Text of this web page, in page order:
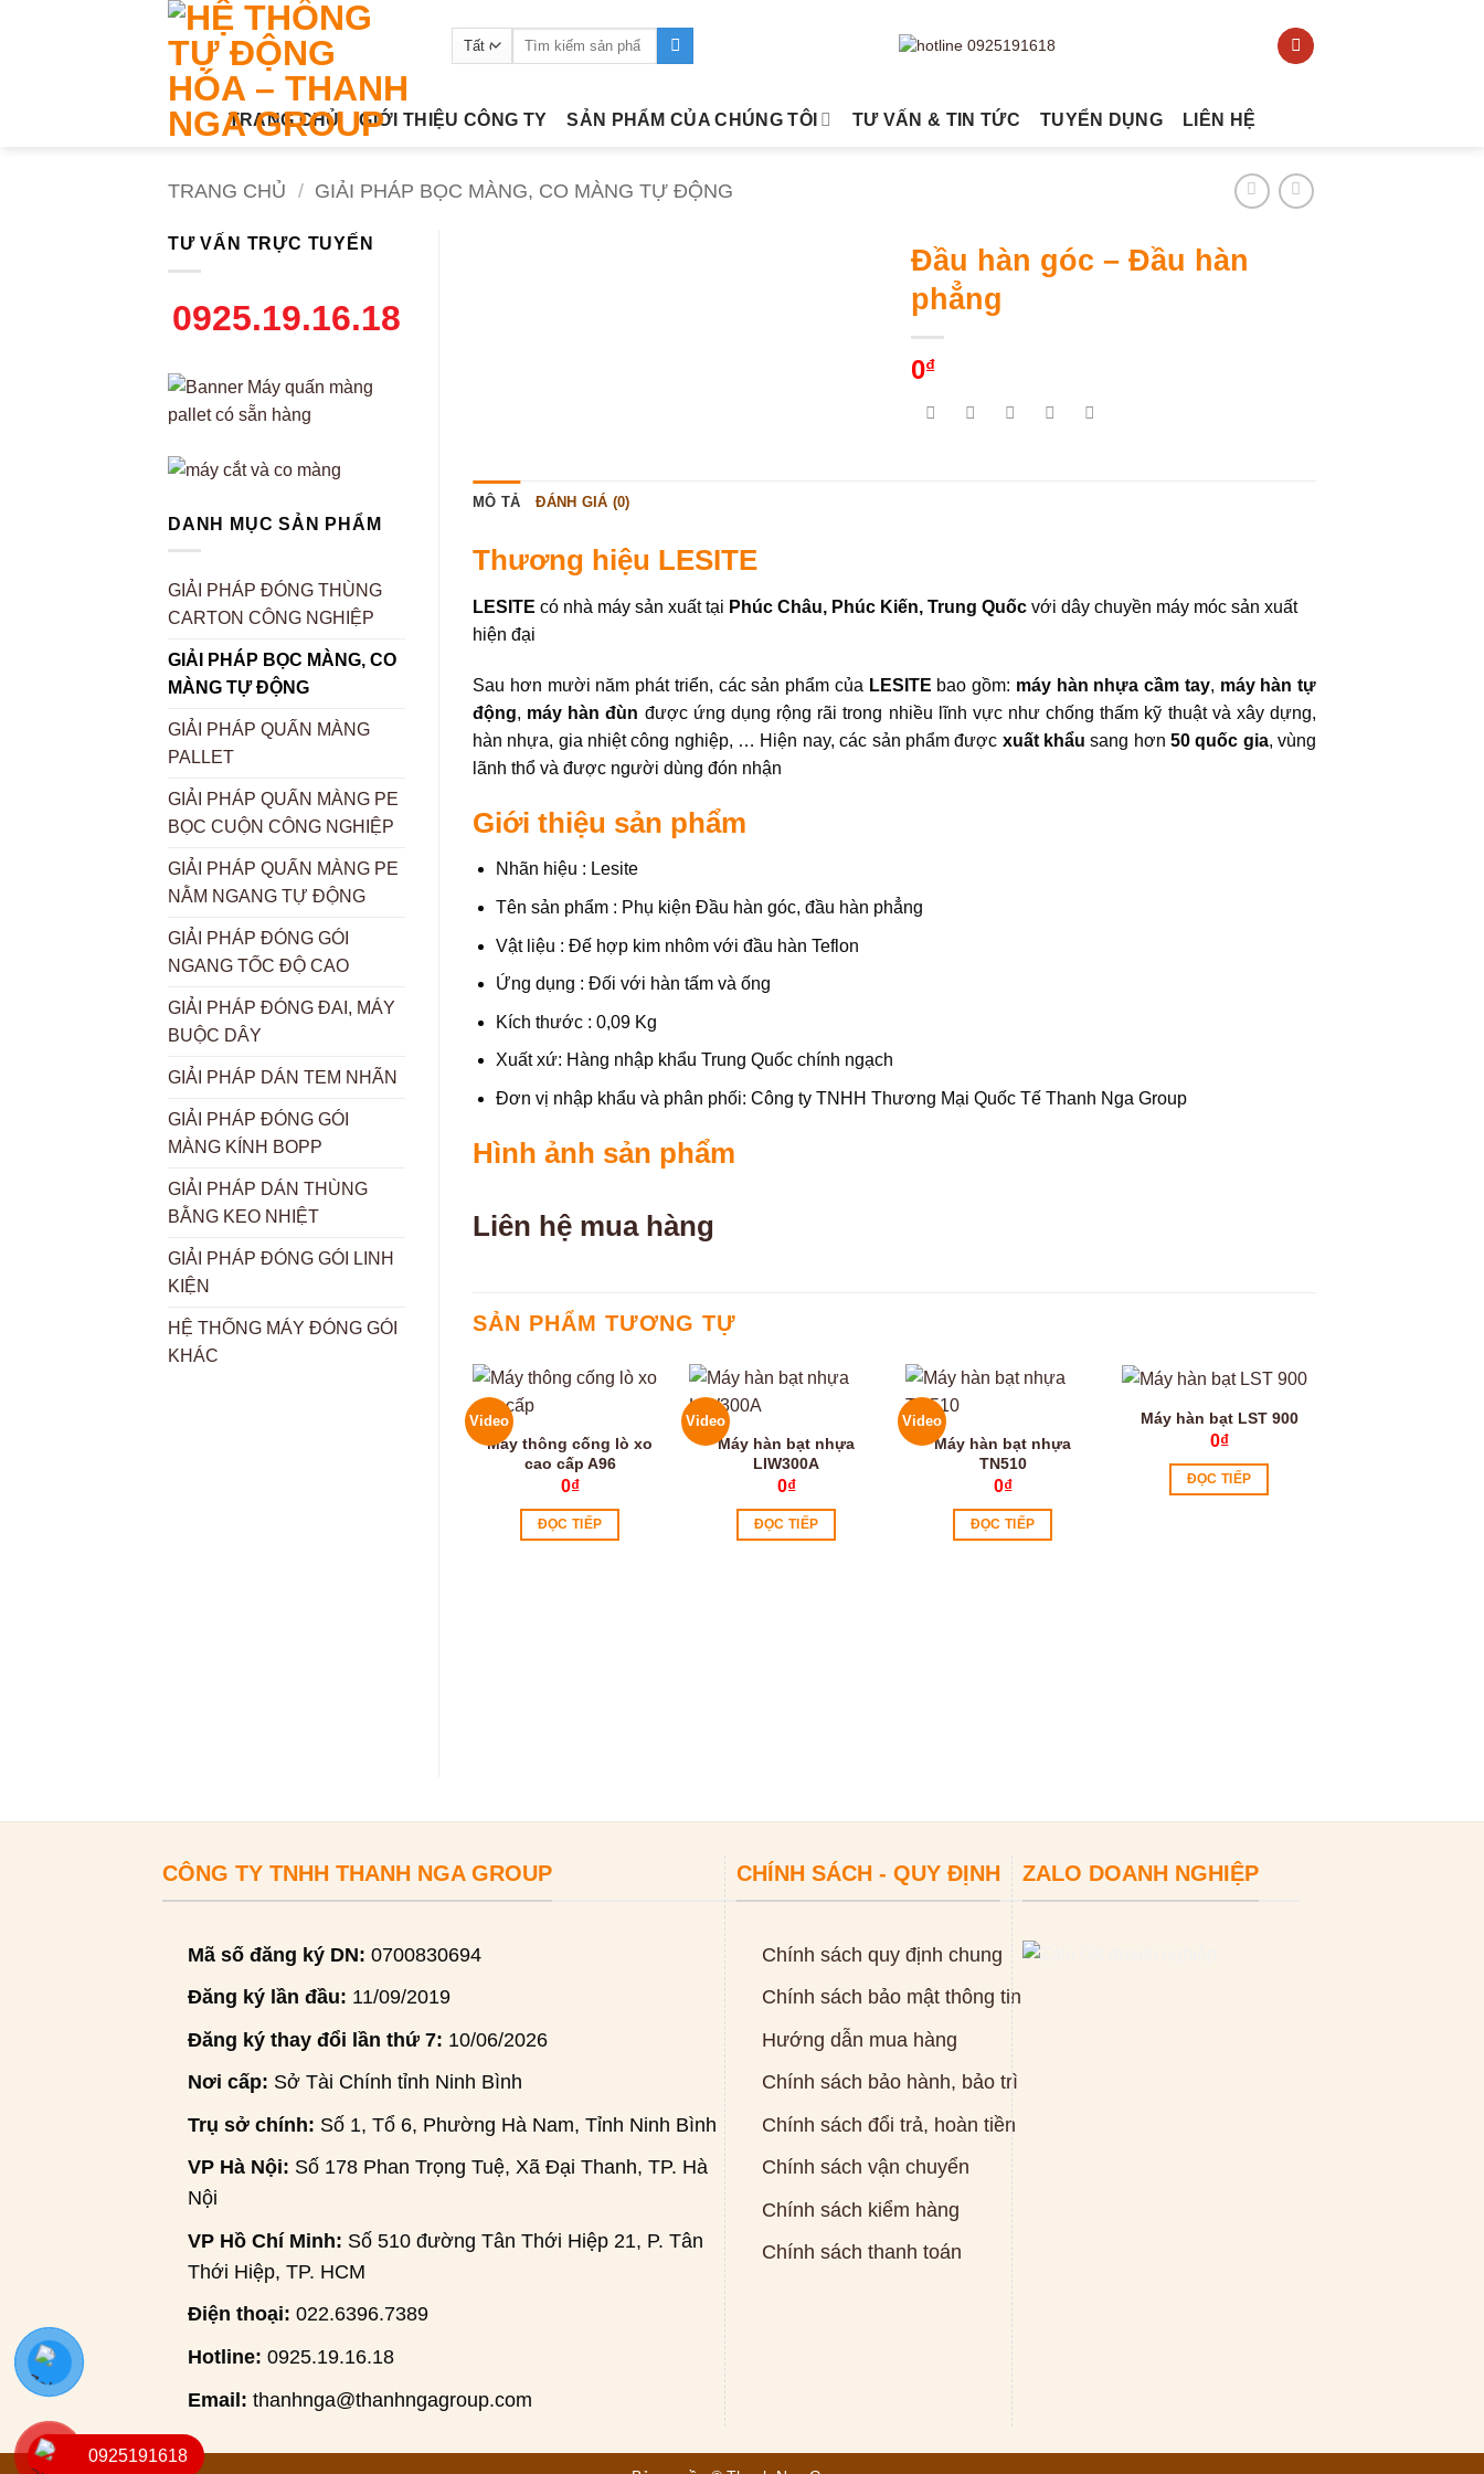
Tìm
TRANG CHỦ GIỚI THIỆU CÔNG TY SẢN PHẨM CỦA CHÚNG TÔI TƯ VẤN & TIN TỨC TUYỂN DỤNG LIÊN HỆ
TRANG CHỦ / GIẢI PHÁP BỌC MÀNG, CO MÀNG TỰ ĐỘNG
TƯ VẤN TRỰC TUYẾN
0925.19.16.18
DANH MỤC SẢN PHẨM
GIẢI PHÁP ĐÓNG THÙNG
CARTON CÔNG NGHIỆP
GIẢI PHÁP BỌC MÀNG, CO
MÀNG TỰ ĐỘNG
GIẢI PHÁP QUẤN MÀNG
PALLET
GIẢI PHÁP QUẤN MÀNG PE
BỌC CUỘN CÔNG NGHIỆP
GIẢI PHÁP QUẤN MÀNG PE
NẰM NGANG TỰ ĐỘNG
GIẢI PHÁP ĐÓNG GÓI
NGANG TỐC ĐỘ CAO
GIẢI PHÁP ĐÓNG ĐAI, MÁY
BUỘC DÂY
GIẢI PHÁP DÁN TEM NHÃN
GIẢI PHÁP ĐÓNG GÓI
MÀNG KÍNH BOPP
GIẢI PHÁP DÁN THÙNG
BẰNG KEO NHIỆT
GIẢI PHÁP ĐÓNG GÓI LINH
KIỆN
HỆ THỐNG MÁY ĐÓNG GÓI
KHÁC
Đầu hàn góc – Đầu hàn
phẳng
0₫
MÔ TẢ ĐÁNH GIÁ (0)
Thương hiệu LESITE
LESITE có nhà máy sản xuất tại Phúc Châu, Phúc Kiến, Trung Quốc với dây chuyền máy móc sản xuất
hiện đại
Sau hơn mười năm phát triển, các sản phẩm của LESITE bao gồm: máy hàn nhựa cầm tay, máy hàn tự
động, máy hàn đùn được ứng dụng rộng rãi trong nhiều lĩnh vực như chống thấm kỹ thuật và xây dựng,
hàn nhựa, gia nhiệt công nghiệp, … Hiện nay, các sản phẩm được xuất khẩu sang hơn 50 quốc gia, vùng
lãnh thổ và được người dùng đón nhận
Giới thiệu sản phẩm
Nhãn hiệu : Lesite
Tên sản phẩm : Phụ kiện Đầu hàn góc, đầu hàn phẳng
Vật liệu : Đế hợp kim nhôm với đầu hàn Teflon
Ứng dụng : Đối với hàn tấm và ống
Kích thước : 0,09 Kg
Xuất xứ: Hàng nhập khẩu Trung Quốc chính ngạch
Đơn vị nhập khẩu và phân phối: Công ty TNHH Thương Mại Quốc Tế Thanh Nga Group
Hình ảnh sản phẩm
Liên hệ mua hàng
SẢN PHẨM TƯƠNG TỰ
Video
Máy thông cống lò xo
cao cấp A96
0₫
ĐỌC TIẾP
Video
Máy hàn bạt nhựa
LIW300A
0₫
ĐỌC TIẾP
Video
Máy hàn bạt nhựa
TN510
0₫
ĐỌC TIẾP
Máy hàn bạt LST 900
0₫
ĐỌC TIẾP
CÔNG TY TNHH THANH NGA GROUP
Mã số đăng ký DN: 0700830694
Đăng ký lần đầu: 11/09/2019
Đăng ký thay đổi lần thứ 7: 10/06/2026
Nơi cấp: Sở Tài Chính tỉnh Ninh Bình
Trụ sở chính: Số 1, Tổ 6, Phường Hà Nam, Tỉnh Ninh Bình
VP Hà Nội: Số 178 Phan Trọng Tuệ, Xã Đại Thanh, TP. Hà
Nội
VP Hồ Chí Minh: Số 510 đường Tân Thới Hiệp 21, P. Tân
Thới Hiệp, TP. HCM
Điện thoại: 022.6396.7389
Hotline: 0925.19.16.18
Email: thanhnga@thanhngagroup.com
CHÍNH SÁCH - QUY ĐỊNH
Chính sách quy định chung
Chính sách bảo mật thông tin
Hướng dẫn mua hàng
Chính sách bảo hành, bảo trì
Chính sách đổi trả, hoàn tiền
Chính sách vận chuyển
Chính sách kiểm hàng
Chính sách thanh toán
ZALO DOANH NGHIỆP
0925191618